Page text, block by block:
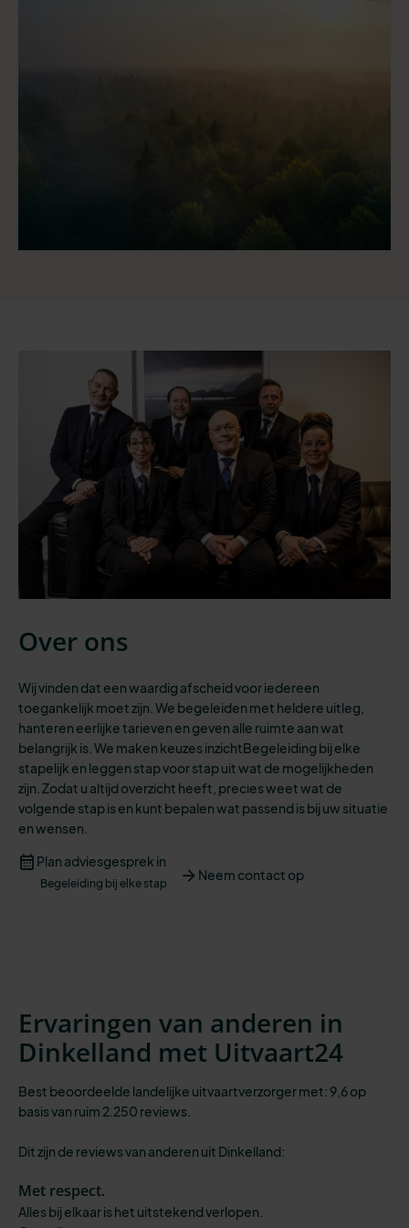
Over ons
Wij vinden dat een waardig afscheid voor iedereen
toegankelijk moet zijn. We begeleiden met heldere uitleg,
hanteren eerlijke tarieven en geven alle ruimte aan wat
belangrijk is. We maken keuzes inzichtBegeleiding bij elke
stapelijk en leggen stap voor stap uit wat de mogelijkheden
zijn. Zodat u altijd overzicht heeft precies weet wat de
volgende stap isen kunt bepalen wat passend is bij uw situatie
enwensen
Plan adviesgesprek in
Begeleiding bij elke stap Neem contact op
Ervaringen van anderen in
Dinkelland met Uitvaart24
Best beoordeelde landelijke uitvaartverzorger met: 9,6 op
basis van ruim 2.250 reviews.
Dit zijn de reviews van anderen uit Dinkelland:
Met respect.
Alles bij elkaar is het uitstekend verlopen.